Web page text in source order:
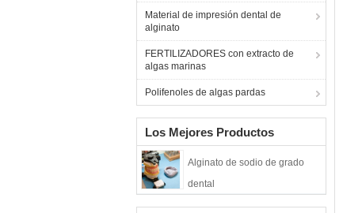
Material de impresión dental de
alginato
FERTILIZADORES con extracto de
algas marinas
Polifenoles de algas pardas
Los Mejores Productos
Alginato de sodio de grado
dental